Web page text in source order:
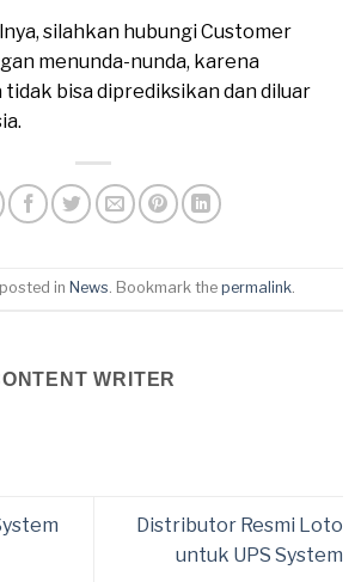
silahkan hubungi Customer
menunda-nunda, karena
bisa diprediksikan dan diluar
in News. Bookmark the permalink.
WRITER
Distributor Resmi Loto
untuk UPS System